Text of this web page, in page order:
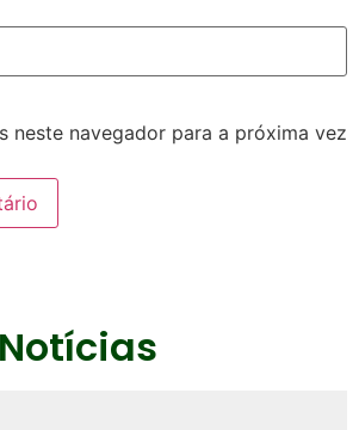
neste navegador para a próxima vez